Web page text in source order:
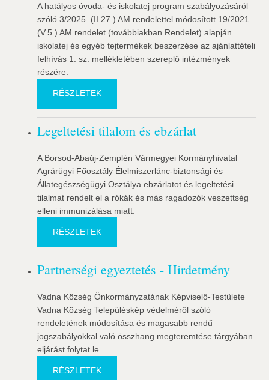
A hatályos óvoda- és iskolatej program szabályozásáról
szóló 3/2025. (II.27.) AM rendelettel módosított 19/2021.
(V.5.) AM rendelet (továbbiakban Rendelet) alapján
iskolatej és egyéb tejtermékek beszerzése az ajánlattételi
felhívás 1. sz. mellékletében szereplő intézmények
részére.
RÉSZLETEK
Legeltetési tilalom és ebzárlat
A Borsod-Abaúj-Zemplén Vármegyei Kormányhivatal
Agrárügyi Főosztály Élelmiszerlánc-biztonsági és
Állategészségügyi Osztálya ebzárlatot és legeltetési
tilalmat rendelt el a rókák és más ragadozók veszettség
elleni immunizálása miatt.
RÉSZLETEK
Partnerségi egyeztetés - Hirdetmény
Vadna Község Önkormányzatának Képviselő-Testülete
Vadna Község Településkép védelméről szóló
rendeletének módosítása és magasabb rendű
jogszabályokkal való összhang megteremtése tárgyában
eljárást folytat le.
RÉSZLETEK